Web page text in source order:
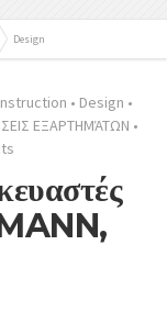
Design
• Design •
ΕΞΑΡΤΗΜΆΤΩΝ •